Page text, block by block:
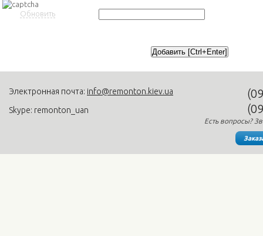
Обновить
Электронная почта: info@remonton.kiev.ua
Skype: remonton_uan
Есть вопросы?